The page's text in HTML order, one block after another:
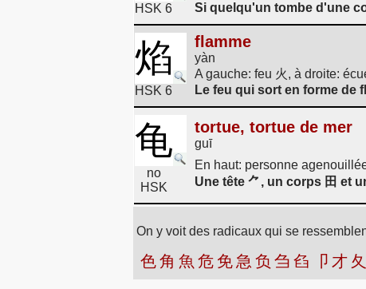
HSK 6
Si quelqu'un tombe d'une
焰
HSK 6
flamme
yàn
A gauche: feu 火, à droite:
Le feu qui sort en forme de
龟
no
HSK
tortue, tortue de mer
guī
En haut: personne
Une tête ⺈, un corps 田 et
On y voit des radicaux qui se
色角 魚 危 免 急 负 刍 臽 卩 才 夂